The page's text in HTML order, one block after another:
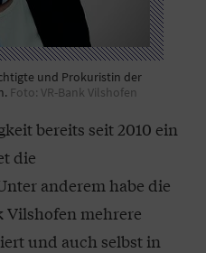
und Prokuristin der
Foto: VR-Bank Vilshofen
bereits seit 2010 ein
die
anderem habe die
Vilshofen mehrere
und auch selbst in